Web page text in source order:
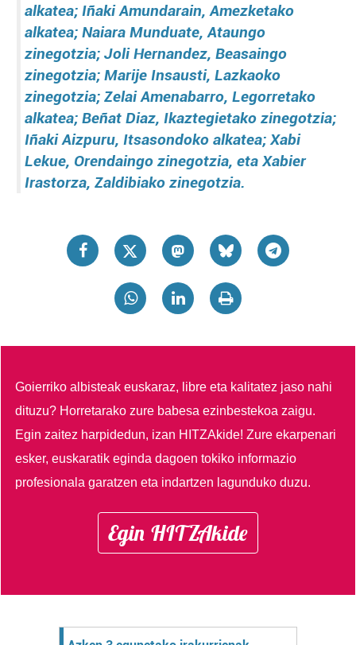
alkatea; Iñaki Amundarain, Amezketako
alkatea; Naiara Munduate, Ataungo
zinegotzia; Joli Hernandez, Beasaingo
zinegotzia; Marije Insausti, Lazkaoko
zinegotzia; Zelai Amenabarro, Legorretako
alkatea; Beñat Diaz, Ikaztegietako zinegotzia;
Iñaki Aizpuru, Itsasondoko alkatea; Xabi
Lekue, Orendaingo zinegotzia, eta Xabier
Irastorza, Zaldibiako zinegotzia.
Goierriko albisteak euskaraz, libre eta kalitatez jaso nahi
dituzu? Horretarako zure babesa ezinbestekoa zaigu.
Egin zaitez harpidedun, izan HITZAkide!Zure ekarpenari
esker, euskaratik eginda dagoen tokiko informazio
profesionala garatzen eta indartzen lagunduko duzu.
Egin HITZAkide